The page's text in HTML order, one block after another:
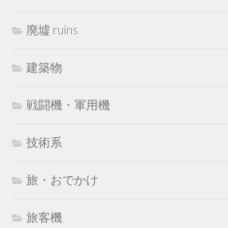
廃墟 ruins
建築物
戦闘機・軍用機
技術系
旅・おでかけ
旅客機